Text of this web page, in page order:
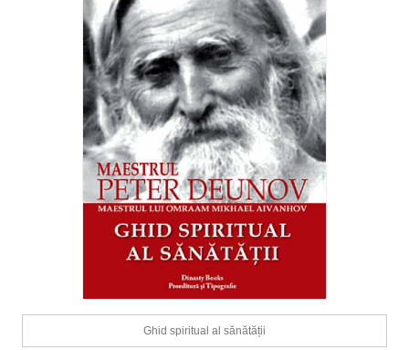
Ghid spiritual al sănătății